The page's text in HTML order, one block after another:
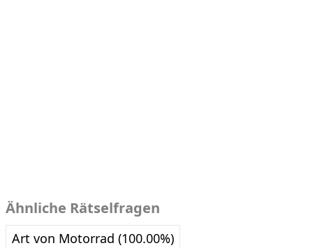
Ähnliche Rätselfragen
Art von Motorrad (100.00%)